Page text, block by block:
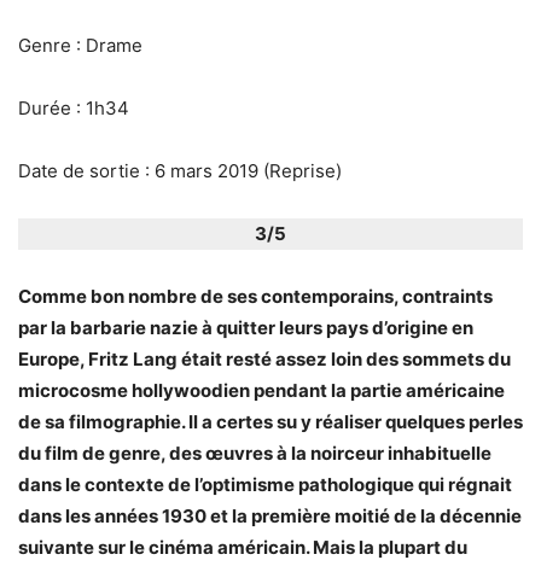
Genre : Drame
Durée : 1h34
Date de sortie : 6 mars 2019 (Reprise)
3/5
Comme bon nombre de ses contemporains, contraints
par la barbarie nazie à quitter leurs pays d’origine en
Europe, Fritz Lang était resté assez loin des sommets du
microcosme hollywoodien pendant la partie américaine
de sa filmographie. Il a certes su y réaliser quelques perles
du film de genre, des œuvres à la noirceur inhabituelle
dans le contexte de l’optimisme pathologique qui régnait
dans les années 1930 et la première moitié de la décennie
suivante sur le cinéma américain. Mais la plupart du